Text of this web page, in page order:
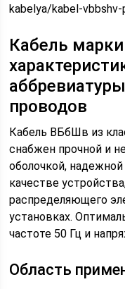
kabelya/kabel-
Кабель
проводов
Кабель ВБбШв из
снабжен прочной и
оболочкой,
качестве
распределяющего
установках.
частоте 50 Гц и
Область